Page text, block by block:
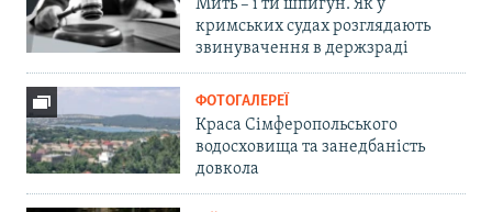
Мить – і ти шпигун. Як у
кримських судах розглядають
звинувачення в держзраді
ФОТОГАЛЕРЕЇ
Краса Сімферопольського
водосховища та занедбаність
довкола